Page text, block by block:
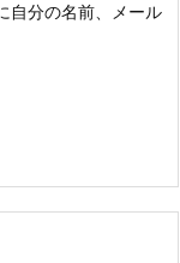
自分の名前、メール